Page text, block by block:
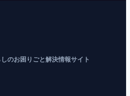
のお困りごと解決情報サイト